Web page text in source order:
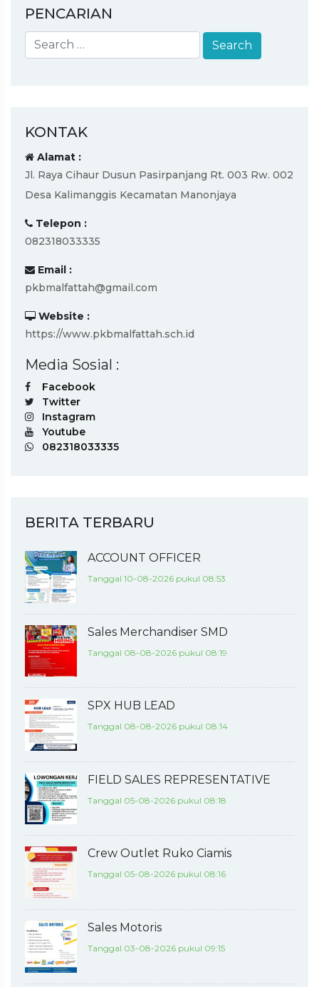
PENCARIAN
KONTAK
Alamat :
Jl. Raya Cihaur Dusun Pasirpanjang Rt. 003 Rw. 002
Desa Kalimanggis Kecamatan Manonjaya
Telepon :
082318033335
Email :
pkbmalfattah@gmail.com
Website :
https://www.pkbmalfattah.sch.id
Media Sosial :
Facebook
Twitter
Instagram
Youtube
082318033335
BERITA TERBARU
ACCOUNT OFFICER
Tanggal 10-08-2026 pukul 08:53
Sales Merchandiser SMD
Tanggal 08-08-2026 pukul 08:19
SPX HUB LEAD
Tanggal 08-08-2026 pukul 08:14
FIELD SALES REPRESENTATIVE
Tanggal 05-08-2026 pukul 08:18
Crew Outlet Ruko Ciamis
Tanggal 05-08-2026 pukul 08:16
Sales Motoris
Tanggal 03-08-2026 pukul 09:15